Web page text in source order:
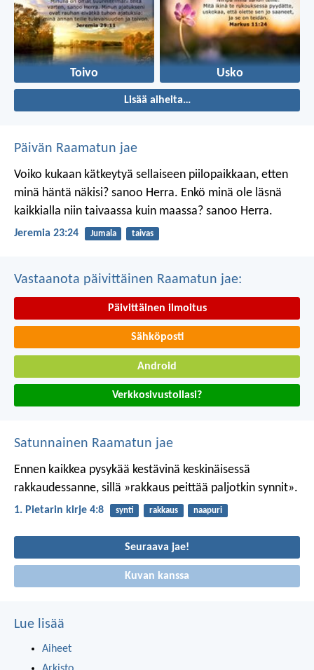
Toivo Usko
Lisää aiheita…
Päivän Raamatun jae
Voiko kukaan kätkeytyä sellaiseen piilopaikkaan, etten
minä häntä näkisi? sanoo Herra. Enkö minä ole läsnä
kaikkialla niin taivaassa kuin maassa? sanoo Herra.
Jeremia 23:24 Jumala taivas
Vastaanota päivittäinen Raamatun jae:
Päivittäinen ilmoitus
Sähköposti
Android
Verkkosivustollasi?
Satunnainen Raamatun jae
Ennen kaikkea pysykää kestävinä keskinäisessä
rakkaudessanne, sillä »rakkaus peittää paljotkin synnit».
1. Pietarin kirje 4:8 synti rakkaus naapuri
Seuraava jae!
Kuvan kanssa
Lue lisää
Aiheet